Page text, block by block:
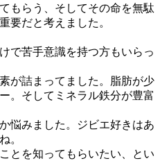
もらう、そしてその命を無駄
要だと考えました。
で苦手意識を持つ方もいらっ
が詰まってました。脂肪が少
。そしてミネラル鉄分が豊富
悩みました。ジビエ好きはあ
。
とを知ってもらいたい、とい